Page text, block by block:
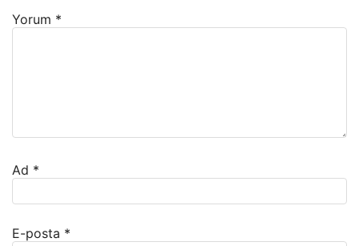
Yorum *
Ad *
E-posta *